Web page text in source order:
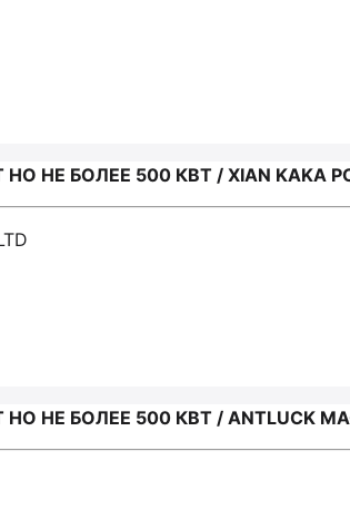
500 КВТ / XIAN KAKA
БОЛЕЕ 500 КВТ / ANTLUCK